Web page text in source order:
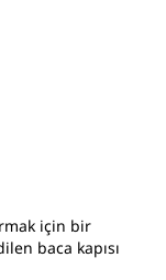
için bir
baca kapısı